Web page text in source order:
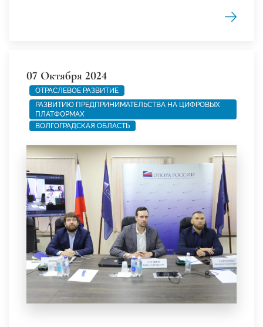
07 Октября 2024
ОТРАСЛЕВОЕ РАЗВИТИЕ
РАЗВИТИЮ ПРЕДПРИНИМАТЕЛЬСТВА НА ЦИФРОВЫХ
ПЛАТФОРМАХ
ВОЛГОГРАДСКАЯ ОБЛАСТЬ